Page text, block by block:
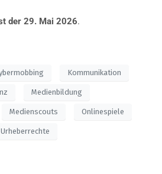
der 29. Mai 2026.
Kommunikation
Medienbildung
Medienscouts Onlinespiele
Urheberrechte